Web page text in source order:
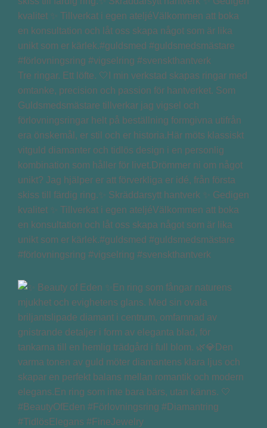
Tre ringar. Ett löfte. 🤍I min verkstad skapas ringar med
omtanke, precision och passion för hantverket. Som
Guldsmedsmästare tillverkar jag vigsel och
förlovningsringar helt på beställning formgivna utifrån
era önskemål, er stil och er historia.Här möts klassiskt
vitguld diamanter och tidlös design i en personlig
kombination som håller för livet.Drömmer ni om något
unikt? Jag hjälper er att förverkliga er idé, från första
skiss till färdig ring.✨ Skräddarsytt hantverk ✨ Gedigen
kvalitet ✨ Tillverkat i egen ateljéVälkommen att boka
en konsultation och låt oss skapa något som är lika
unikt som er kärlek.#guldsmed #guldsmedsmästare
#förlovningsring #vigselring #svenskthantverk